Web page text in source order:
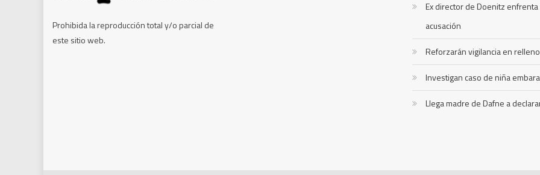
Prohibida la reproducción total y/o parcial de
este sitio web.
Ex director de Doenitz
acusación
Reforzarán vigilancia en
Investigan caso de niña
Llega madre de Dafne a